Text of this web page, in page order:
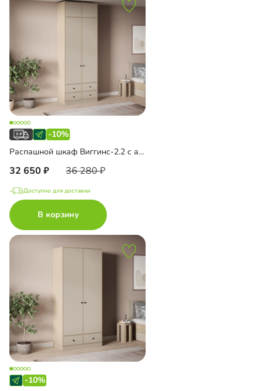
-10%
Распашной шкаф Виггинс-2.2 с антресолью
32 650 36 280
Доступно для доставки
В корзину
-10%